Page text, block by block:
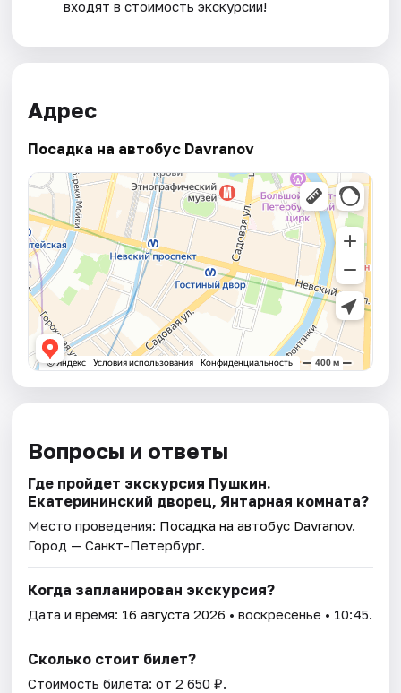
входят в стоимость экскурсии!
Адрес
Посадка на автобус Davranov
Вопросы и ответы
Где пройдет экскурсия Пушкин.
Екатерининский дворец, Янтарная комната?
Место проведения: Посадка на автобус Davranov.
Город — Санкт-Петербург.
Когда запланирован экскурсия?
Дата и время: 16 августа 2026 • воскресенье • 10:45.
Сколько стоит билет?
Стоимость билета: от 2 650 ₽.